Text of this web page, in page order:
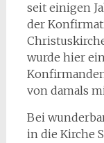
seit einigen
der
wurde hier
von damals
Bei
in die Kirche